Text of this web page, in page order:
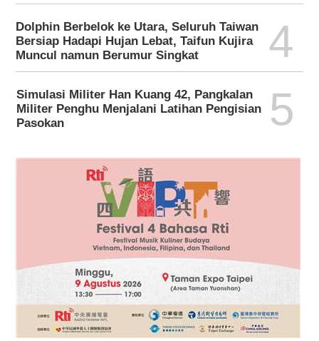
Dolphin Berbelok ke Utara, Seluruh Taiwan
Bersiap Hadapi Hujan Lebat, Taifun Kujira
Muncul namun Berumur Singkat
4
Simulasi Militer Han Kuang 42, Pangkalan
Militer Penghu Menjalani Latihan Pengisian
Pasokan
5